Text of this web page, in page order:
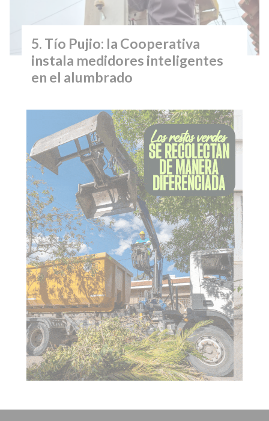
Tío Pujio: la Cooperativa
instala medidores inteligentes
en el alumbrado